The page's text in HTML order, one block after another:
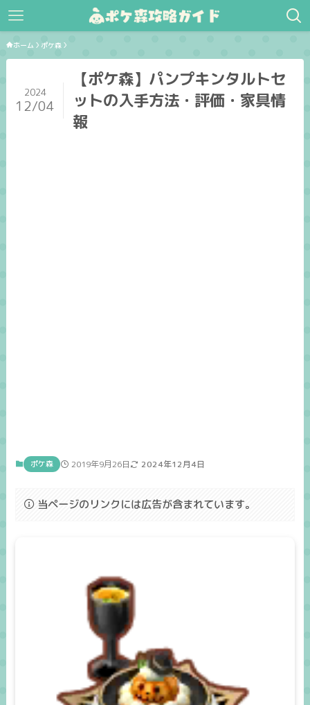
ホーム ポケ森
【ポケ森】パンプキンタルトセ
ットの入手方法・評価・家具情
報
2024
12/04
ポケ森 2019年9月26日 2024年12月4日
当ページのリンクには広告が含まれています。